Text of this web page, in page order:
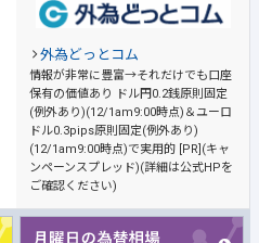
外為どっとコム
情報が非常に豊富→それだけでも口座
保有の価値あり
ドル円0.2銭原則固定
(例外あり)(12/1am9:00時点)＆ユーロ
ドル0.3pips原則固定(例外あり)
(12/1am9:00時点)で実用的 [PR](キャ
ンペーンスプレッド)(詳細は公式HPを
ご確認ください)